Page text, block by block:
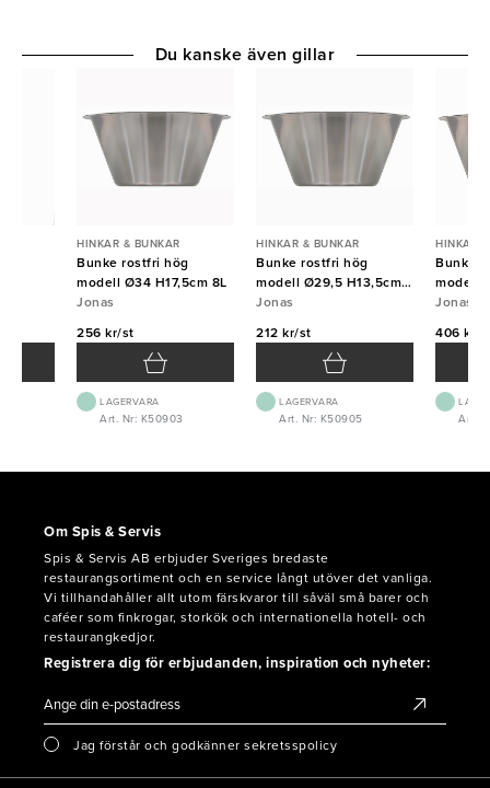
HINKAR & BUNKAR
Bunke rostfri hög
modell Ø34 H17,5cm 8L
Jonas
256 kr/st
LAGERVARA
Art. Nr: K50903
HINKAR & BUNKAR
Bunke rostfri hög
modell Ø29,5 H13,5cm
5L
Jonas
212 kr/st
LAGERVARA
Art. Nr: K50905
HINKAR
Bunke
modell
Jonas
406 kr/
Art.
Du kanske även gillar
Om Spis & Servis
Spis & Servis AB erbjuder Sveriges bredaste
restaurangsortiment och en service långt utöver det vanliga.
Vi tillhandahåller allt utom färskvaror till såväl små barer och
caféer som finkrogar, storkök och internationella hotell- och
restaurangkedjor.
Registrera dig för erbjudanden, inspiration och nyheter:
Jag förstår och godkänner sekretsspolicy